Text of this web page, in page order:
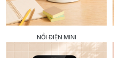
NỒI ĐIỆN MINI